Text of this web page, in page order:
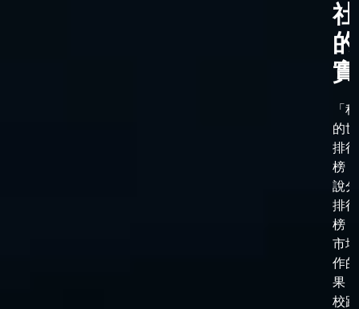
實
「
的
排行
榜
說
排行
榜
市
作
果
校跟